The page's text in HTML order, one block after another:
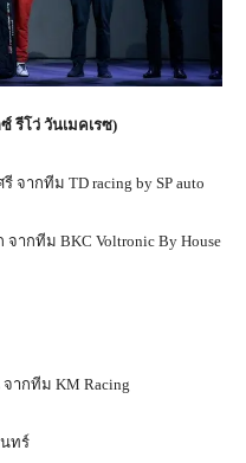
รีโว่ วันเมคเรซ)
ากทีม TD racing by SP auto
ากทีม BKC Voltronic By House
ากทีม KM Racing
ทร์